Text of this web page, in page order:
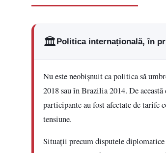
🏛️Politica internațională, în
Nu este neobișnuit ca politica să
2018 sau în Brazilia 2014. De
participante au fost afectate de tarife
tensiune.
Situații precum disputele